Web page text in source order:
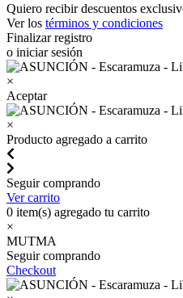
Quiero recibir descuentos
Ver los términos y condiciones
Finalizar registro
o iniciar sesión
×
Aceptar
×
Producto agregado a carrito
Seguir comprando
Ver carrito
0 item(s) agregado tu carrito
×
MUTMA
Seguir comprando
Checkout